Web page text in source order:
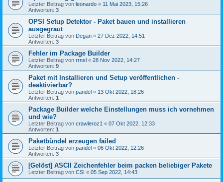
Letzter Beitrag von leonardo « 11 Mai 2023, 15:26
Antworten: 3
OPSI Setup Detektor - Paket bauen und installieren
ausgegraut
Letzter Beitrag von Degan « 27 Dez 2022, 14:51
Antworten: 3
Fehler im Package Builder
Letzter Beitrag von rrnsl « 28 Nov 2022, 14:27
Antworten: 9
Paket mit Installieren und Setup veröffentlichen -
deaktivierbar?
Letzter Beitrag von pandel « 13 Okt 2022, 18:26
Antworten: 1
Package Builder welche Einstellungen muss ich vornehmen
und wie?
Letzter Beitrag von crawleroz1 « 07 Okt 2022, 12:33
Antworten: 1
Paketbündel erzeugen failed
Letzter Beitrag von pandel « 06 Okt 2022, 12:26
Antworten: 3
[Gelöst] ASCII Zeichenfehler beim packen beliebiger Pakete
Letzter Beitrag von CSI « 05 Sep 2022, 14:43